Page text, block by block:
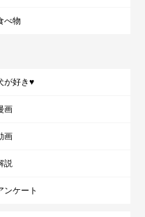
べ物
が好き♥
画
画
説
ンケート